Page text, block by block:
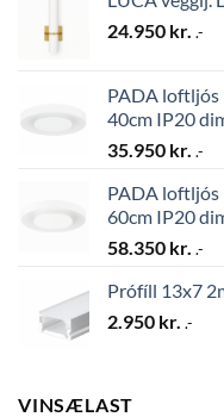
24.950 kr. .-
PADA loftljós
40cm IP20
35.950 kr. .-
PADA loftljós
60cm IP20
58.350 kr. .-
Prófíll 13x7
2.950 kr. .-
VINSÆLAST